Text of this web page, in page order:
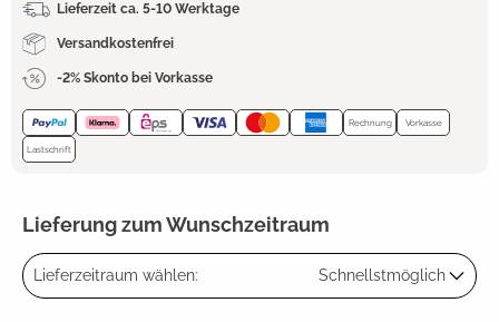
Lieferzeit ca. 5-10 Werktage
Versandkostenfrei
-2% Skonto bei Vorkasse
Rechnung Vorkasse
Lastschrift
Lieferung zum Wunschzeitraum
Lieferzeitraum wählen: Schnellstmöglich